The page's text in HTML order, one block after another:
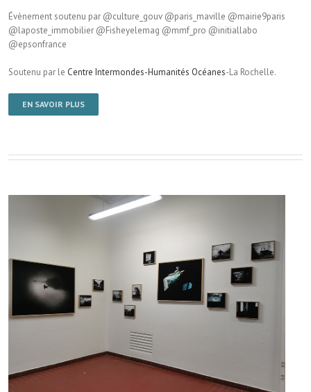
Évènement soutenu par @culture_gouv @paris_maville @mairie9paris
@laposte_immobilier @Fisheyelemag @mmf_pro @initiallabo
@epsonfrance
Soutenu par le Centre Intermondes-Humanités Océanes-La Rochelle.
EN SAVOIR PLUS